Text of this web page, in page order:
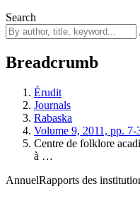
Search
Breadcrumb
Érudit
Journals
Rabaska
Volume 9, 2011, pp. 7-
Centre de folklore
à …
AnnuelRapports des